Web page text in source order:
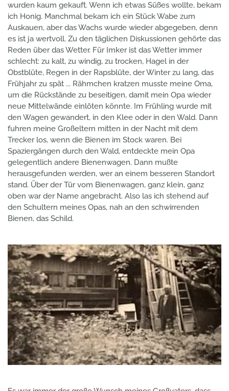
wurden kaum gekauft. Wenn ich etwas Süßes wollte, bekam
ich Honig. Manchmal bekam ich ein Stück Wabe zum
Auskauen, aber das Wachs wurde wieder abgegeben, denn
es ist ja wertvoll. Zu den täglichen Diskussionen gehörte das
Reden über das Wetter. Für Imker ist das Wetter immer
schlecht: zu kalt, zu windig, zu trocken, Hagel in der
Obstblüte, Regen in der Rapsblüte, der Winter zu lang, das
Frühjahr zu spät ... Rähmchen kratzen musste meine Oma,
um die Rückstände zu beseitigen, damit mein Opa wieder
neue Mittelwände einlöten könnte. Im Frühling wurde mit
den Wagen gewandert, in den Klee oder in den Wald. Dann
fuhren meine Großeltern mitten in der Nacht mit dem
Trecker los, wenn die Bienen im Stock waren. Bei
Spaziergängen durch den Wald, entdeckte mein Opa
gelegentlich andere Bienenwagen. Dann mußte
herausgefunden werden, wer an einem besseren Standort
stand. Über der Tür vom Bienenwagen, ganz klein, ganz
oben war der Name angebracht. Also las ich stehend auf
den Schultern meines Opas, nah an den schwirrenden
Bienen, das Schild.